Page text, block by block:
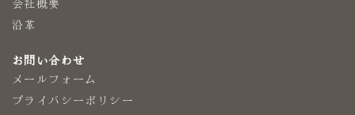
沿革
お問い合わせ
メールフォーム
プライバシーポリシー